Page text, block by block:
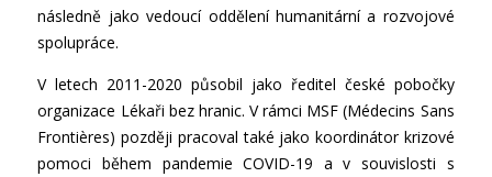
následně jako vedoucí oddělení humanitární a rozvojové
spolupráce.
V letech 2011-2020 působil jako ředitel české pobočky
organizace Lékaři bez hranic. V rámci MSF (Médecins Sans
Frontières) později pracoval také jako koordinátor krizové
pomoci během pandemie COVID-19 a v souvislosti s